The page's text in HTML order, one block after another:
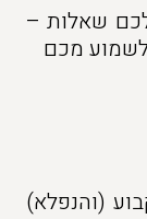
שאלות –
מכם
(והנפלא)